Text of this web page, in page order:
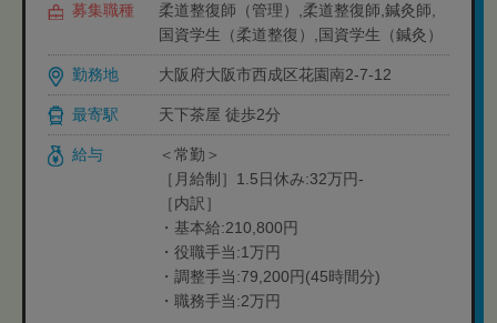
募集職種
柔道整復師（管理）,柔道整復師,鍼灸師,
国資学生（柔道整復）,国資学生（鍼灸）
勤務地 大阪府大阪市西成区花園南2-7-12
最寄駅 天下茶屋 徒歩2分
給与
＜常勤＞
［月給制］1.5日休み:32万円-
［内訳］
・基本給:210,800円
・役職手当:1万円
・調整手当:79,200円(45時間分)
・職務手当:2万円